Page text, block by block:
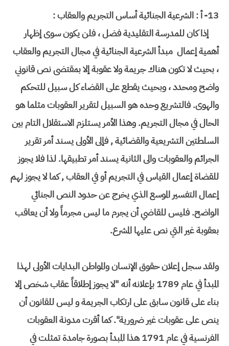
13- أ : الشرعية الجنائية أساس التجريم والعقاب :
إذا كان للمدرسة التقليدية فضل ، فلن يكون سوى إظهار
أهمية إعمال مبدأ الشرعية الجنائية في مجال التجريم والعقاب
، بحيث لا تكون هناك جريمة ولا عقوبة إلا بمقتضى نص قانوني
واضح ومحدد ، وبحيث يقطع على القضاء كل سبيل للتحكم
والهوى. فالتشريع وحده هو السبيل لتقرير العقوبات مثلما هو
الحال في مجال التجريم. وهذا الأمر يستلزم الاستقلال التام بين
السلطتين التشريعية والقضائية , فإلى الأولى يسند أمر تقرير
الجرائم والعقوبات والى الثانية يسند أمر تطبيقها. لذا فلا يجوز
للقضاة إعمال القياس في التجريم أو في العقاب , كما لا يجوز لهم
إعمال التفسير الموسع الذي يخرج عن حدود النص الجنائي
الواضح. فليس للقاضي أن يجرم ما ليس مجرماً ولا أن يعاقب
بعقوبة غير التي نص عليها المشرع.
ولقد سجل إعلان حقوق الإنسان والمواطن البدايات الأولى لهذا
المبدأ في عام 1789 بإعلانه أنه "لا يجوز إطلاقاً عقاب شخص إلا
بناء على قانون سابق على ارتكاب الجريمة و ليس للقانون أن
ينص على عقوبات غير ضرورية". كما أقرت مدونة العقوبات
الفرنسية في عام 1791 هذا المبدأ بصورة جامدة تمثلت في